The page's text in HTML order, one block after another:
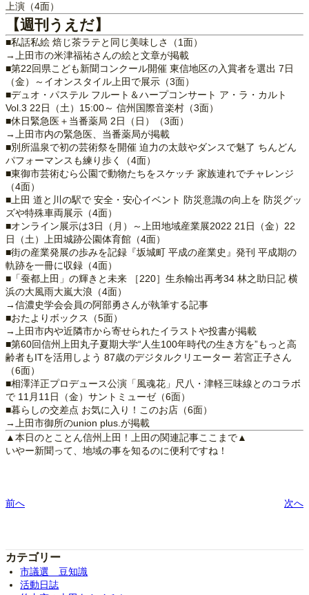
上演（4面）
【週刊うえだ】
■私話私絵 焙じ茶ラテと同じ美味しさ（1面）
→上田市の米津福祐さんの絵と文章が掲載
■第22回県こども新聞コンクール開催 東信地区の入賞者を選出 7日
（金）～イオンスタイル上田で展示（3面）
■デュオ・パステル フルート＆ハープコンサート ア・ラ・カルト
Vol.3 22日（土）15:00～ 信州国際音楽村（3面）
■休日緊急医＋当番薬局 2日（日）（3面）
→上田市内の緊急医、当番薬局が掲載
■別所温泉で初の芸術祭を開催 迫力の太鼓やダンスで魅了 ちんどん
パフォーマンスも練り歩く（4面）
■東御市芸術むら公園で動物たちをスケッチ 家族連れでチャレンジ
（4面）
■上田 道と川の駅で 安全・安心イベント 防災意識の向上を 防災グッ
ズや特殊車両展示（4面）
■オンライン展示は3日（月）～上田地域産業展2022 21日（金）22
日（土）上田城跡公園体育館（4面）
■街の産業発展の歩みを記録『坂城町 平成の産業史』発刊 平成期の
軌跡を一冊に収録（4面）
■「蚕都上田」の輝きと未来 ［220］生糸輸出再考34 林之助日記 横
浜の大風雨大嵐大浪（4面）
→信濃史学会会員の阿部勇さんが執筆する記事
■おたよりボックス（5面）
→上田市内や近隣市から寄せられたイラストや投書が掲載
■第60回信州上田丸子夏期大学“人生100年時代の生き方を”もっと高
齢者もITを活用しよう 87歳のデジタルクリエーター 若宮正子さん
（6面）
■相澤洋正プロデュース公演「風魂花」尺八・津軽三味線とのコラボ
で 11月11日（金）サントミューゼ（6面）
■暮らしの交差点 お気に入り！このお店（6面）
→上田市御所のunion plus.が掲載
▲本日のとことん信州上田！上田の関連記事ここまで▲
いやー新聞って、地域の事を知るのに便利ですね！
前へ 次へ
カテゴリー
市議選 豆知識
活動日誌